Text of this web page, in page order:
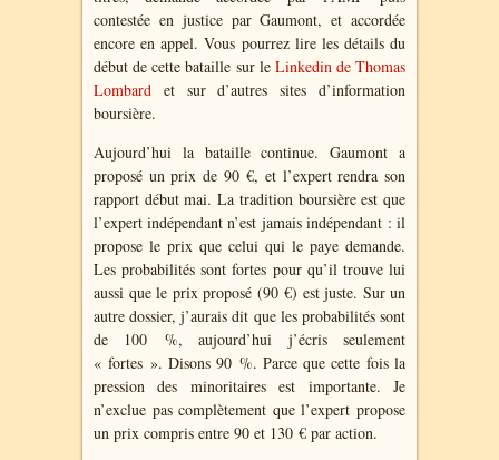
contestée en justice par Gaumont, et accordée
encore en appel. Vous pourrez lire les détails du
début de cette bataille sur le Linkedin de Thomas
Lombard et sur d’autres sites d’information
boursière.
Aujourd’hui la bataille continue. Gaumont a
proposé un prix de 90 €, et l’expert rendra son
rapport début mai. La tradition boursière est que
l’expert indépendant n’est jamais indépendant : il
propose le prix que celui qui le paye demande.
Les probabilités sont fortes pour qu’il trouve lui
aussi que le prix proposé (90 €) est juste. Sur un
autre dossier, j’aurais dit que les probabilités sont
de 100 %, aujourd’hui j’écris seulement
« fortes ». Disons 90 %. Parce que cette fois la
pression des minoritaires est importante. Je
n’exclue pas complètement que l’expert propose
un prix compris entre 90 et 130 € par action.